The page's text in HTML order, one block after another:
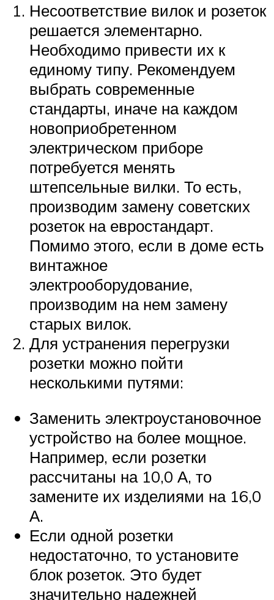
Несоответствие вилок и розеток
решается элементарно.
Необходимо привести их к
единому типу. Рекомендуем
выбрать современные
стандарты, иначе на каждом
новоприобретенном
электрическом приборе
потребуется менять
штепсельные вилки. То есть,
производим замену советских
розеток на евростандарт.
Помимо этого, если в доме есть
винтажное
электрооборудование,
производим на нем замену
старых вилок.
Для устранения перегрузки
розетки можно пойти
несколькими путями:
Заменить электроустановочное
устройство на более мощное.
Например, если розетки
рассчитаны на 10,0 А, то
замените их изделиями на 16,0
А.
Если одной розетки
недостаточно, то установите
блок розеток. Это будет
значительно надежней